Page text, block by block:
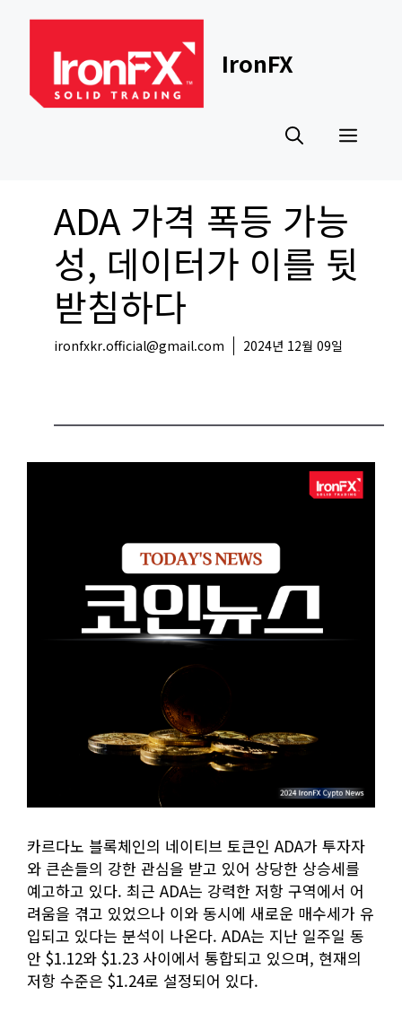
content
IronFX
ADA 가격 폭등 가능
성, 데이터가 이를 뒷
받침하다
ironfxkr.official@gmail.com 2024년 12월 09일
카르다노 블록체인의 네이티브 토큰인 ADA가 투자자
와 큰손들의 강한 관심을 받고 있어 상당한 상승세를
예고하고 있다. 최근 ADA는 강력한 저항 구역에서 어
려움을 겪고 있었으나 이와 동시에 새로운 매수세가 유
입되고 있다는 분석이 나온다. ADA는 지난 일주일 동
안 $1.12와 $1.23 사이에서 통합되고 있으며, 현재의
저항 수준은 $1.24로 설정되어 있다.